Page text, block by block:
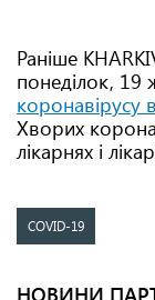
Раніше
понеділок, 19
коронавірусу
Хворих
лікарнях і
COVID-19